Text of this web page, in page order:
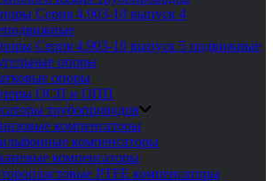
Серия 4.903-10 выпуск 4
Серия 4.903-10 выпуск 5 подвижные
опоры
опоры
ОСП и ОПП
трубопроводов
компенсаторы
компенсаторы
компенсаторы
PTFE компенсаторы